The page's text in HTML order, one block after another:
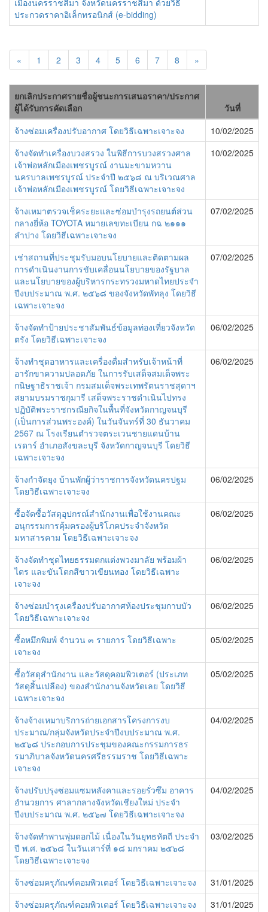
เมืองนครราชสีมา จังหวัดนครราชสีมา ด้วยวิธี
ประกวดราคาอิเล็กทรอนิกส์ (e-bidding)
« 1 2 3 4 5 6 7 8 »
ยกเลิกประกาศรายชื่อผู้ชนะการเสนอราคา/ประกาศ
ผู้ได้รับการคัดเลือก
วันที่
จ้างซ่อมเครื่องปรับอากาศ โดยวิธีเฉพาะเจาะจง
10/02/2025
จ้างจัดทำเครื่องบวงสรวง ในพิธีการบวงสรวงศาล
เจ้าพ่อหลักเมืองเพชรบูรณ์ งานมะขามหวาน
นครบาลเพชรบูรณ์ ประจำปี ๒๕๖๘ ณ บริเวณศาล
เจ้าพ่อหลักเมืองเพชรบูรณ์ โดยวิธีเฉพาะเจาะจง
10/02/2025
จ้างเหมาตรวจเช็คระยะและซ่อมบำรุงรถยนต์ส่วน
กลางยี่ห้อ TOYOTA หมายเลขทะเบียน กฉ ๒๑๑๑
ลำปาง โดยวิธีเฉพาะเจาะจง
07/02/2025
เช่าสถานที่ประชุมรับมอบนโยบายและติดตามผล
การดำเนินงานการขับเคลื่อนนโยบายของรัฐบาล
และนโยบายของผู้บริหารกระทรวงมหาดไทยประจำ
ปีงบประมาณ พ.ศ. ๒๕๖๘ ของจังหวัดพัทลุง โดยวิธี
เฉพาะเจาะจง
07/02/2025
จ้างจัดทำป้ายประชาสัมพันธ์ข้อมูลท่องเที่ยวจังหวัด
ตรัง โดยวิธีเฉพาะเจาะจง
06/02/2025
จ้างทำชุดอาหารและเครื่องดื่มสำหรับเจ้าหน้าที่
อารักขาความปลอดภัย ในการรับเสด็จสมเด็จพระ
กนิษฐาธิราชเจ้า กรมสมเด็จพระเทพรัตนราชสุดาฯ
สยามบรมราชกุมารี เสด็จพระราชดำเนินไปทรง
ปฏิบัติพระราชกรณียกิจในพื้นที่จังหวัดกาญจนบุรี
(เป็นการส่วนพระองค์) ในวันจันทร์ที่ 30 ธันวาคม
2567 ณ โรงเรียนตำรวจตระเวนชายแดนบ้าน
เรดาร์ อำเภอสังขละบุรี จังหวัดกาญจนบุรี โดยวิธี
เฉพาะเจาะจง
06/02/2025
จ้างกำจัดยุง บ้านพักผู้ว่าราชการจังหวัดนครปฐม
โดยวิธีเฉพาะเจาะจง
06/02/2025
ซื้อจัดซื้อวัสดุอุปกรณ์สำนักงานเพื่อใช้งานคณะ
อนุกรรมการคุ้มครองผู้บริโภคประจำจังหวัด
มหาสารคาม โดยวิธีเฉพาะเจาะจง
06/02/2025
จ้างจัดทำชุดไทยธรรมตกแต่งพวงมาลัย พร้อมผ้า
ไตร และขันโตกสีขาวเขียนทอง โดยวิธีเฉพาะ
เจาะจง
06/02/2025
จ้างซ่อมบำรุงเครื่องปรับอากาศห้องประชุมกาบบัว
โดยวิธีเฉพาะเจาะจง
06/02/2025
ซื้อหมึกพิมพ์ จำนวน ๓ รายการ โดยวิธีเฉพาะ
เจาะจง
05/02/2025
ซื้อวัสดุสำนักงาน และวัสดุคอมพิวเตอร์ (ประเภท
วัสดุสิ้นเปลือง) ของสำนักงานจังหวัดเลย โดยวิธี
เฉพาะเจาะจง
05/02/2025
จ้างจ้างเหมาบริการถ่ายเอกสารโครงการงบ
ประมาณ/กลุ่มจังหวัดประจำปีงบประมาณ พ.ศ.
๒๕๖๘ ประกอบการประชุมของคณะกรรมการธร
รมาภิบาลจังหวัดนครศรีธรรมราช โดยวิธีเฉพาะ
เจาะจง
04/02/2025
จ้างปรับปรุงซ่อมแซมหลังคาและรอยรั่วซึม อาคาร
อำนวยการ ศาลากลางจังหวัดเชียงใหม่ ประจำ
ปีงบประมาณ พ.ศ. ๒๕๖๗ โดยวิธีเฉพาะเจาะจง
04/02/2025
จ้างจัดทำพานพุ่มดอกไม้ เนื่องในวันยุทธหัตถี ประจำ
ปี พ.ศ. ๒๕๖๘ ในวันเสาร์ที่ ๑๘ มกราคม ๒๕๖๘
โดยวิธีเฉพาะเจาะจง
03/02/2025
จ้างซ่อมครุภัณฑ์คอมพิวเตอร์ โดยวิธีเฉพาะเจาะจง
31/01/2025
จ้างซ่อมครุภัณฑ์คอมพิวเตอร์ โดยวิธีเฉพาะเจาะจง
31/01/2025